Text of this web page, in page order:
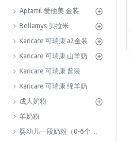
Aptamil 爱他美 金装
Bellamys 贝拉米
Karicare 可瑞康 a2金装
Karicare 可瑞康 山羊奶
Karicare 可瑞康 普装
Karicare 可瑞康 绵羊奶
成人奶粉
羊奶粉
婴幼儿一段奶粉（0-6个月）